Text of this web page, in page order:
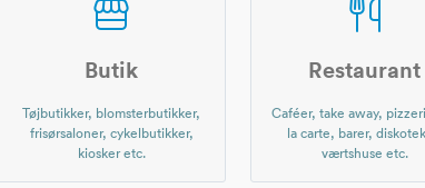
Butik
Tøjbutikker, blomsterbutikker,
frisørsaloner, cykelbutikker,
kiosker etc.
Restaurant
Caféer, take away,
la carte, barer,
værtshuse etc.